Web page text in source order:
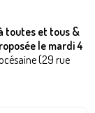
toutes et tous &
le mardi 4
(29 rue